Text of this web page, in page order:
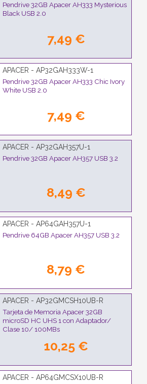
Pendrive 32GB Apacer AH333 Mysterious
Black USB 2.0
7,49 €
APACER - AP32GAH333W-1
Pendrive 32GB Apacer AH333 Chic Ivory
White USB 2.0
7,49 €
APACER - AP32GAH357U-1
Pendrive 32GB Apacer AH357 USB 3.2
8,49 €
APACER - AP64GAH357U-1
Pendrive 64GB Apacer AH357 USB 3.2
8,79 €
APACER - AP32GMCSH10UB-R
Tarjeta de Memoria Apacer 32GB
microSD HC UHS 1 con Adaptador/
Clase 10/ 100MBs
10,25 €
APACER - AP64GMCSX10UB-R